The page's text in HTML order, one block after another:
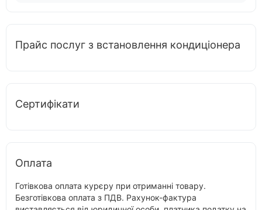
Прайс послуг з встановлення кондиціонера
Сертифікати
Оплата
Готівкова оплата курєру при отриманні товару.
Безготівкова оплата з ПДВ. Рахунок-фактура